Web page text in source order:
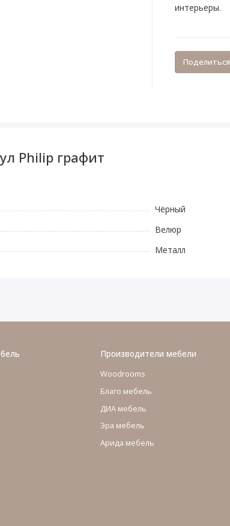
интерьеры.
Поделиться
Philip графит
Чёрный
Велюр
Металл
Производители мебели
Woodrooms
Благо мебель
ДИА мебель
Эра мебель
Арида мебель